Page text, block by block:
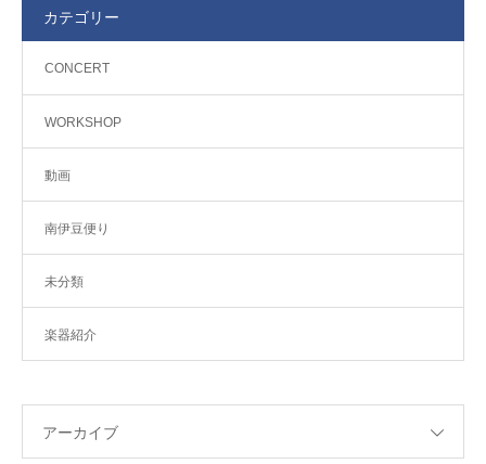
カテゴリー
CONCERT
WORKSHOP
動画
南伊豆便り
未分類
楽器紹介
アーカイブ